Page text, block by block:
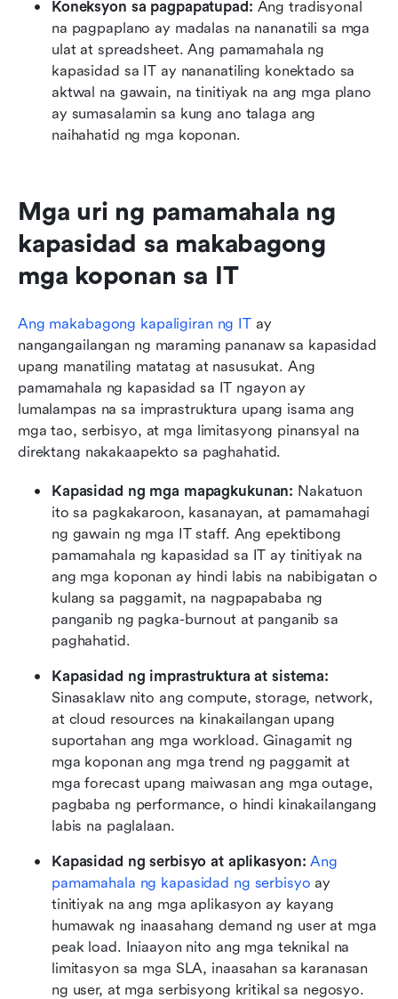
Koneksyon sa pagpapatupad: Ang tradisyonal
na pagpaplano ay madalas na nananatili sa mga
ulat at spreadsheet. Ang pamamahala ng
kapasidad sa IT ay nananatiling konektado sa
aktwal na gawain, na tinitiyak na ang mga plano
ay sumasalamin sa kung ano talaga ang
naihahatid ng mga koponan.
Mga uri ng pamamahala ng
kapasidad sa makabagong
mga koponan sa IT
Ang makabagong kapaligiran ng IT ay
nangangailangan ng maraming pananaw sa kapasidad
upang manatiling matatag at nasusukat. Ang
pamamahala ng kapasidad sa IT ngayon ay
lumalampas na sa imprastruktura upang isama ang
mga tao, serbisyo, at mga limitasyong pinansyal na
direktang nakakaapekto sa paghahatid.
Kapasidad ng mga mapagkukunan: Nakatuon
ito sa pagkakaroon, kasanayan, at pamamahagi
ng gawain ng mga IT staff. Ang epektibong
pamamahala ng kapasidad sa IT ay tinitiyak na
ang mga koponan ay hindi labis na nabibigatan o
kulang sa paggamit, na nagpapababa ng
panganib ng pagka-burnout at panganib sa
paghahatid.
Kapasidad ng imprastruktura at sistema:
Sinasaklaw nito ang compute, storage, network,
at cloud resources na kinakailangan upang
suportahan ang mga workload. Ginagamit ng
mga koponan ang mga trend ng paggamit at
mga forecast upang maiwasan ang mga outage,
pagbaba ng performance, o hindi kinakailangang
labis na paglalaan.
Kapasidad ng serbisyo at aplikasyon: Ang
pamamahala ng kapasidad ng serbisyo ay
tinitiyak na ang mga aplikasyon ay kayang
humawak ng inaasahang demand ng user at mga
peak load. Iniaayon nito ang mga teknikal na
limitasyon sa mga SLA, inaasahan sa karanasan
ng user, at mga serbisyong kritikal sa negosyo.